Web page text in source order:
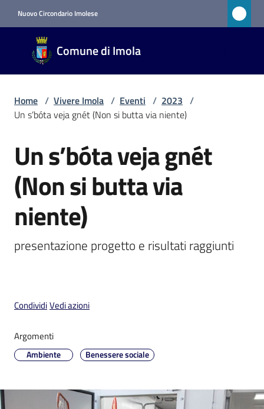
Nuovo Circondario Imolese
Comune di Imola
Comune
di Imola
RETE
Novità
Servizi
Imola
V
i
s
t
Home / Vivere Imola / Eventi / 2023 /
Un s’bóta veja gnét (Non si butta via niente)
Salta al contenuto
Un s’bóta veja gnét
(Non si butta via
niente)
presentazione progetto e risultati raggiunti
CondividiVedi azioni
Argomenti
Ambiente Benessere sociale